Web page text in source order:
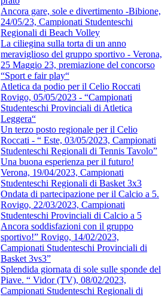
Ancora gare, sole e divertimento -Bibione,
24/05/23, Campionati Studenteschi
Regionali di Beach Volley
La ciliegina sulla torta di un anno
meraviglioso del gruppo sportivo - Verona,
25 Maggio 23, premiazione del concorso
“Sport e fair play“
Atletica da podio per il Celio Roccati
Rovigo, 05/05/2023 - “Campionati
Studenteschi Provinciali di Atletica
Leggera“
Un terzo posto regionale per il Celio
Roccati - “ Este, 03/05/2023, Campionati
Studenteschi Regionali di Tennis Tavolo”
Una buona esperienza per il futuro!
Verona, 19/04/2023, Campionati
Studenteschi Regionali di Basket 3x3
Ondata di partecipazione per il Calcio a 5.
Rovigo, 22/03/2023, Campionati
Studenteschi Provinciali di Calcio a 5
Ancora soddisfazioni con il gruppo
sportivo!” Rovigo, 14/02/2023,
Campionati Studenteschi Provinciali di
Basket 3vs3”
Splendida giornata di sole sulle sponde del
Piave. “ Vidor (TV), 08/02/2023,
Campionati Studenteschi Regionali di